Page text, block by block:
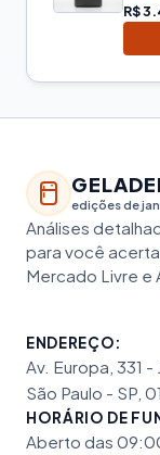
R$
edições de
Análises
para você
Mercado Livre e
ENDEREÇO:
Av. Europa, 331 -
São Paulo - SP,
HORÁRIO DE
Aberto das